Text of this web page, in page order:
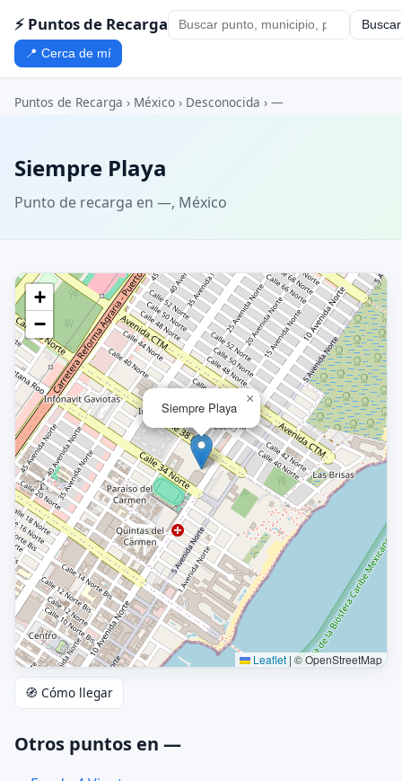
⚡ Puntos de Recarga Buscar
📍 Cerca de mí
Puntos de Recarga › México › Desconocida › —
Siempre Playa
Punto de recarga en —, México
Siempre Playa
×
+
−
Leaflet | © OpenStreetMap
🧭 Cómo llegar
Otros puntos en —